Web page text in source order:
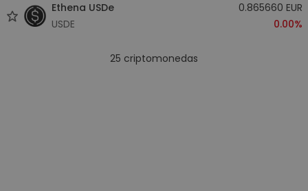
Ethena USDe
USDE
0.865660 EUR
0.00%
25 criptomonedas